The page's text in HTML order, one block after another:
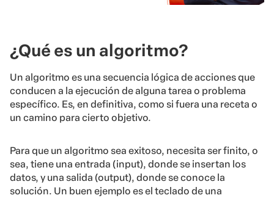
¿Qué es un algoritmo?
Un algoritmo es una secuencia lógica de acciones que
conducen a la ejecución de alguna tarea o problema
específico. Es, en definitiva, como si fuera una receta o
un camino para cierto objetivo.
Para que un algoritmo sea exitoso, necesita ser finito, o
sea, tiene una entrada (input), donde se insertan los
datos, y una salida (output), donde se conoce la
solución. Un buen ejemplo es el teclado de una